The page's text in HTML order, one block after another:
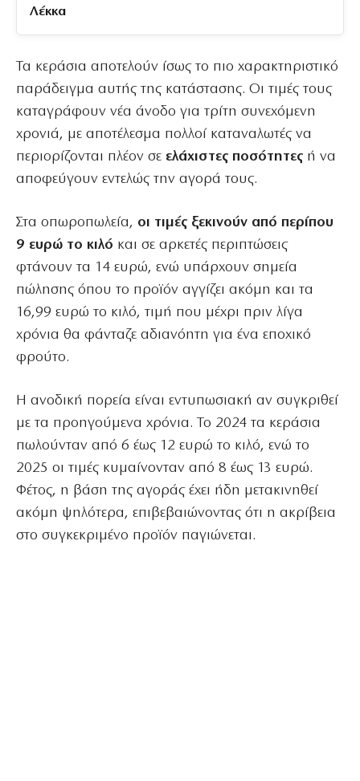
Λέκκα
Τα κεράσια αποτελούν ίσως το πιο χαρακτηριστικό
παράδειγμα αυτής της κατάστασης. Οι τιμές τους
καταγράφουν νέα άνοδο για τρίτη συνεχόμενη
χρονιά, με αποτέλεσμα πολλοί καταναλωτές να
περιορίζονται πλέον σε ελάχιστες ποσότητες ή να
αποφεύγουν εντελώς την αγορά τους.
Στα οπωροπωλεία, οι τιμές ξεκινούν από περίπου
9 ευρώ το κιλό και σε αρκετές περιπτώσεις
φτάνουν τα 14 ευρώ, ενώ υπάρχουν σημεία
πώλησης όπου το προϊόν αγγίζει ακόμη και τα
16,99 ευρώ το κιλό, τιμή που μέχρι πριν λίγα
χρόνια θα φάνταζε αδιανόητη για ένα εποχικό
φρούτο.
Η ανοδική πορεία είναι εντυπωσιακή αν συγκριθεί
με τα προηγούμενα χρόνια. Το 2024 τα κεράσια
πωλούνταν από 6 έως 12 ευρώ το κιλό, ενώ το
2025 οι τιμές κυμαίνονταν από 8 έως 13 ευρώ.
Φέτος, η βάση της αγοράς έχει ήδη μετακινηθεί
ακόμη ψηλότερα, επιβεβαιώνοντας ότι η ακρίβεια
στο συγκεκριμένο προϊόν παγιώνεται.